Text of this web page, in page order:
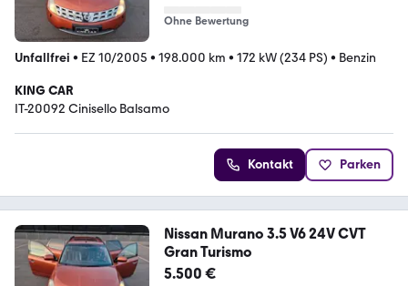
Ohne Bewertung
Unfallfrei • EZ 10/2005 • 198.000 km • 172 kW (234 PS) • Benzin
KING CAR
IT-20092 Cinisello Balsamo
Kontakt Parken
Nissan Murano 3.5 V6 24V CVT
Gran Turismo
5.500 €